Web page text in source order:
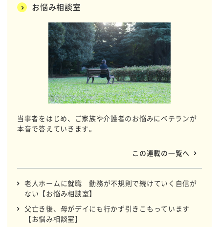
お悩み相談室
当事者をはじめ、ご家族や介護者のお悩みにベテランが
本音で答えていきます。
この連載の一覧へ
老人ホームに就職 勤務が不規則で続けていく自信が
ない【お悩み相談室】
父亡き後、母がデイにも行かず引きこもっています
【お悩み相談室】